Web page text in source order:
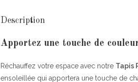
Description
Apportez une touche de
Réchauffez votre espace avec notre Tapis
ensoleillée qui apportera une touche de